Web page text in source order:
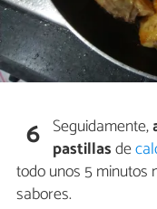
6 Seguidamente,
pastillasde
todo unos 5 minutos
sabores.